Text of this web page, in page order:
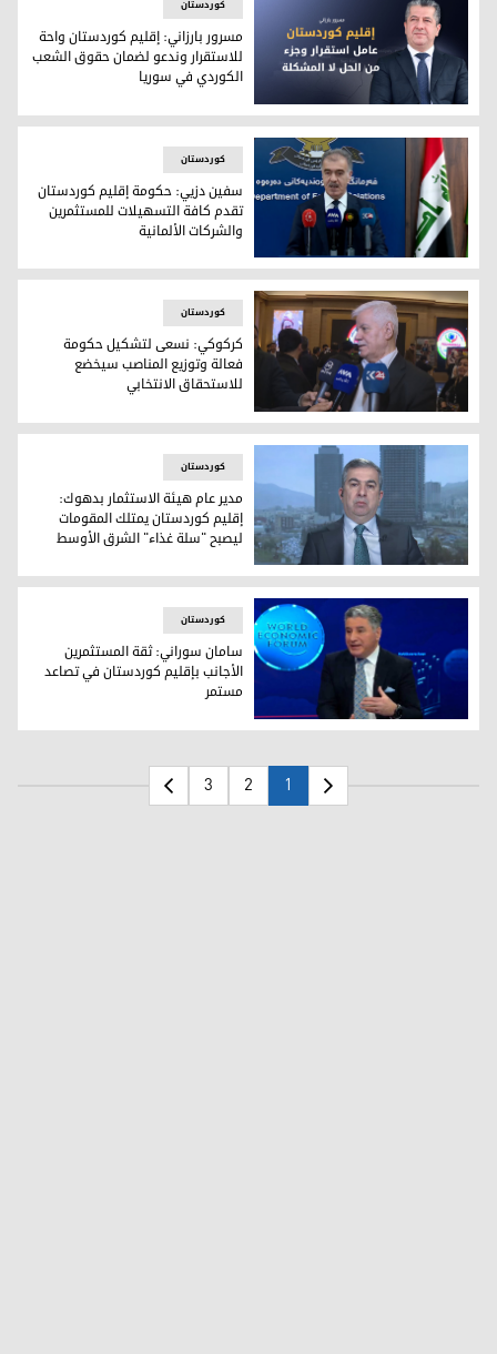
مسرور بارزاني: إقليم كوردستان واحة للاستقرار وندعو
کوردستان
مسرور بارزاني: إقليم كوردستان واحة
للاستقرار وندعو لضمان حقوق الشعب
الكوردي في سوريا
سفين دزيي: حكومة إقليم كوردستان تقدم كافة التسهيلات
کوردستان
سفين دزيي: حكومة إقليم كوردستان
تقدم كافة التسهيلات للمستثمرين
والشركات الألمانية
كركوكي: نسعى لتشكيل حكومة فعالة وتوزيع المناصب سيخضع
کوردستان
كركوكي: نسعى لتشكيل حكومة
فعالة وتوزيع المناصب سيخضع
للاستحقاق الانتخابي
مدير عام هيئة الاستثمار بدهوك: إقليم كوردستان يمتلك
کوردستان
مدير عام هيئة الاستثمار بدهوك:
إقليم كوردستان يمتلك المقومات
ليصبح "سلة غذاء" الشرق الأوسط
سامان سوراني: ثقة المستثمرين الأجانب بإقليم كوردستان
کوردستان
سامان سوراني: ثقة المستثمرين
الأجانب بإقليم كوردستان في تصاعد
مستمر
1
2
3